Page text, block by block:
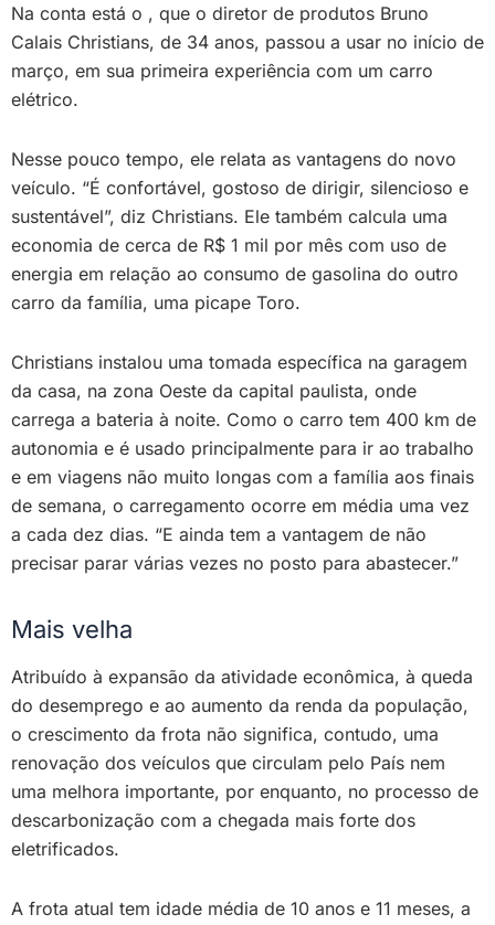
Na conta está o , que o diretor de produtos Bruno
Calais Christians, de 34 anos, passou a usar no início de
março, em sua primeira experiência com um carro
elétrico.
Nesse pouco tempo, ele relata as vantagens do novo
veículo. “É confortável, gostoso de dirigir, silencioso e
sustentável”, diz Christians. Ele também calcula uma
economia de cerca de R$ 1 mil por mês com uso de
energia em relação ao consumo de gasolina do outro
carro da família, uma picape Toro.
Christians instalou uma tomada específica na garagem
da casa, na zona Oeste da capital paulista, onde
carrega a bateria à noite. Como o carro tem 400 km de
autonomia e é usado principalmente para ir ao trabalho
e em viagens não muito longas com a família aos finais
de semana, o carregamento ocorre em média uma vez
a cada dez dias. “E ainda tem a vantagem de não
precisar parar várias vezes no posto para abastecer.”
Mais velha
Atribuído à expansão da atividade econômica, à queda
do desemprego e ao aumento da renda da população,
o crescimento da frota não significa, contudo, uma
renovação dos veículos que circulam pelo País nem
uma melhora importante, por enquanto, no processo de
descarbonização com a chegada mais forte dos
eletrificados.
A frota atual tem idade média de 10 anos e 11 meses, a